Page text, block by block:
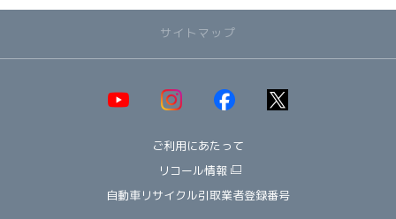
サイトマップ
ウェルキャブ（福祉車両）
ご利用にあたって
リコール情報
自動車リサイクル引取業者登録番号